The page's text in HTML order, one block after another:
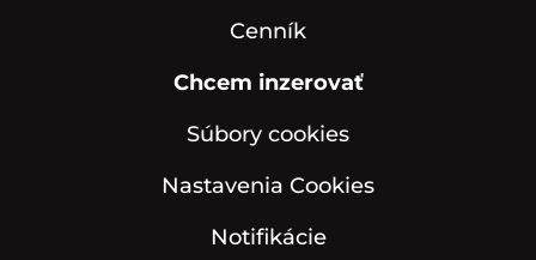
Cenník
Chcem inzerovať
Súbory cookies
Nastavenia Cookies
Notifikácie